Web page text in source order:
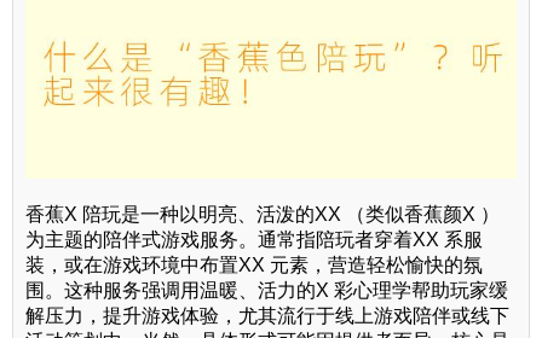
香蕉X 陪玩是一种以明亮、活泼的XX （类似香蕉颜X ）
为主题的陪伴式游戏服务。通常指陪玩者穿着XX 系服
装，或在游戏环境中布置XX 元素，营造轻松愉快的氛
围。这种服务强调用温暖、活力的X 彩心理学帮助玩家缓
解压力，提升游戏体验，尤其流行于线上游戏陪伴或线下